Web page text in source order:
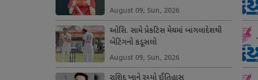
August 09, Sun, 2026
ઓસિ. સામે પ્રેકટિસ મેચમાં બાંગલાદેશથી
બેટિંગનો કડૂસલો
August 09, Sun, 2026